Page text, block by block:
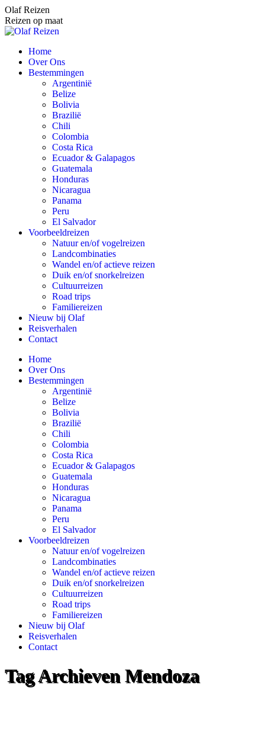
Spring
naar
content
Olaf Reizen
Reizen op maat
Home
Over Ons
Bestemmingen
Argentinië
Belize
Bolivia
Brazilië
Chili
Colombia
Costa Rica
Ecuador & Galapagos
Guatemala
Honduras
Nicaragua
Panama
Peru
El Salvador
Voorbeeldreizen
Natuur en/of vogelreizen
Landcombinaties
Wandel en/of actieve reizen
Duik en/of snorkelreizen
Cultuurreizen
Road trips
Familiereizen
Nieuw bij Olaf
Reisverhalen
Contact
Home
Over Ons
Bestemmingen
Argentinië
Belize
Bolivia
Brazilië
Chili
Colombia
Costa Rica
Ecuador & Galapagos
Guatemala
Honduras
Nicaragua
Panama
Peru
El Salvador
Voorbeeldreizen
Natuur en/of vogelreizen
Landcombinaties
Wandel en/of actieve reizen
Duik en/of snorkelreizen
Cultuurreizen
Road trips
Familiereizen
Nieuw bij Olaf
Reisverhalen
Contact
Tag Archieven Mendoza